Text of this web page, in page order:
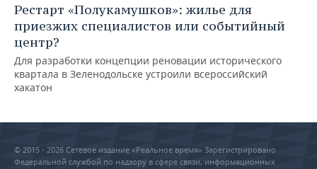
Рестарт «Полукамушков»: жилье для
приезжих специалистов или событийный
центр?
Для разработки концепции реновации исторического
квартала в Зеленодольске устроили всероссийский
хакатон
© 2015 - 2026 Сетевое издание «Реальное время» Зарегистрировано
Федеральной службой по надзору в сфере связи, информационных